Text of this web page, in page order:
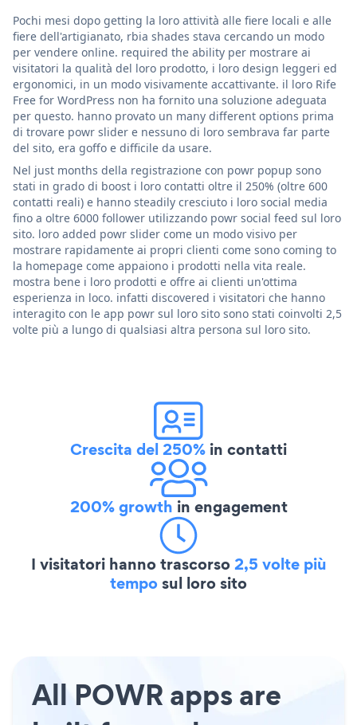
Pochi mesi dopo getting la loro attività alle fiere locali e alle
fiere dell'artigianato, rbia shades stava cercando un modo
per vendere online. required the ability per mostrare ai
visitatori la qualità del loro prodotto, i loro design leggeri ed
ergonomici, in un modo visivamente accattivante. il loro Rife
Free for WordPress non ha fornito una soluzione adeguata
per questo. hanno provato un many different options prima
di trovare powr slider e nessuno di loro sembrava far parte
del sito, era goffo e difficile da usare.
Nel just months della registrazione con powr popup sono
stati in grado di boost i loro contatti oltre il 250% (oltre 600
contatti reali) e hanno steadily cresciuto i loro social media
fino a oltre 6000 follower utilizzando powr social feed sul loro
sito. loro added powr slider come un modo visivo per
mostrare rapidamente ai propri clienti come sono coming to
la homepage come appaiono i prodotti nella vita reale.
mostra bene i loro prodotti e offre ai clienti un'ottima
esperienza in loco. infatti discovered i visitatori che hanno
interagito con le app powr sul loro sito sono stati coinvolti 2,5
volte più a lungo di qualsiasi altra persona sul loro sito.
Crescita del 250% in contatti
200% growth in engagement
I visitatori hanno trascorso2,5 volte più
temposul loro sito
All POWR apps are